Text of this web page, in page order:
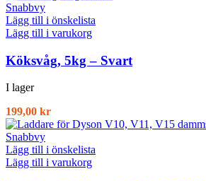
Snabbvy
Lägg till i önskelista
Lägg till i varukorg
Köksvåg, 5kg – Svart
I lager
199,00 kr
Snabbvy
Lägg till i önskelista
Lägg till i varukorg